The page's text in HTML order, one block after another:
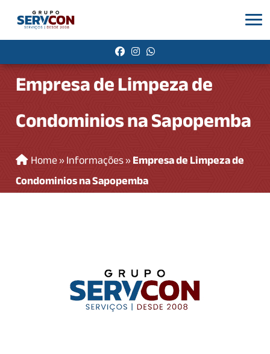
Empresa de Limpeza de
Condominios na Sapopemba
Home»Informações»Empresa de Limpeza de
Condominios na Sapopemba